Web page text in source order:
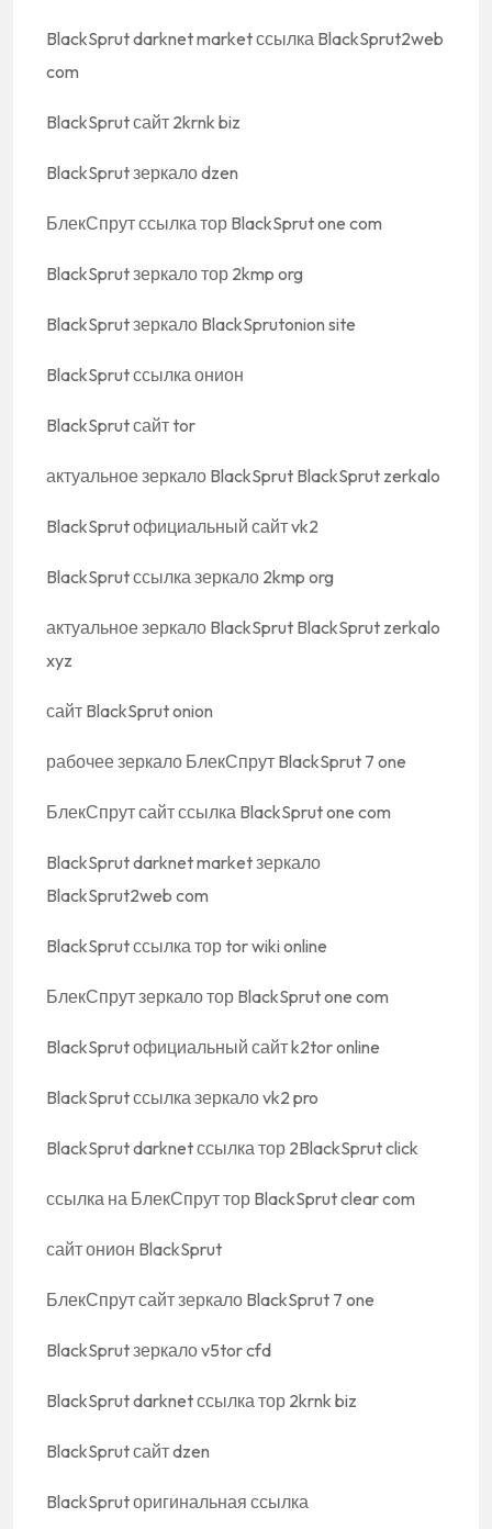
BlackSprut darknet market ссылка BlackSprut2web
com
BlackSprut сайт 2krnk biz
BlackSprut зеркало dzen
БлекСпрут ссылка тор BlackSprut one com
BlackSprut зеркало тор 2kmp org
BlackSprut зеркало BlackSprutonion site
BlackSprut ссылка онион
BlackSprut сайт tor
актуальное зеркало BlackSprut BlackSprut zerkalo
BlackSprut официальный сайт vk2
BlackSprut ссылка зеркало 2kmp org
актуальное зеркало BlackSprut BlackSprut zerkalo
xyz
сайт BlackSprut onion
рабочее зеркало БлекСпрут BlackSprut 7 one
БлекСпрут сайт ссылка BlackSprut one com
BlackSprut darknet market зеркало
BlackSprut2web com
BlackSprut ссылка тор tor wiki online
БлекСпрут зеркало тор BlackSprut one com
BlackSprut официальный сайт k2tor online
BlackSprut ссылка зеркало vk2 pro
BlackSprut darknet ссылка тор 2BlackSprut click
ссылка на БлекСпрут тор BlackSprut clear com
сайт онион BlackSprut
БлекСпрут сайт зеркало BlackSprut 7 one
BlackSprut зеркало v5tor cfd
BlackSprut darknet ссылка тор 2krnk biz
BlackSprut сайт dzen
BlackSprut оригинальная ссылка